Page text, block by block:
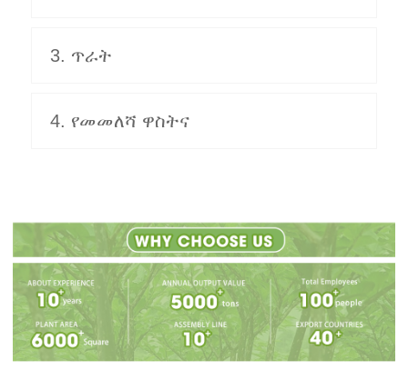
3. ጥራት
4. የመመለሻ ዋስትና